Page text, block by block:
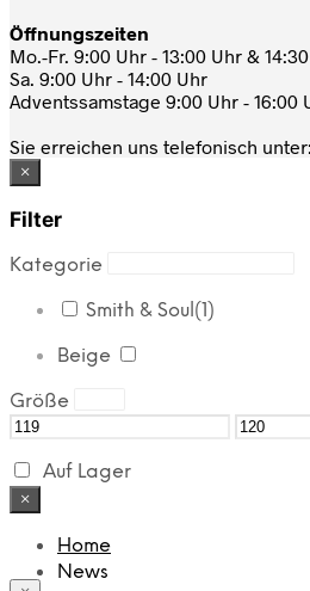
Öffnungszeiten
Mo.-Fr. 9:00 Uhr - 13:00 Uhr &
Sa. 9:00 Uhr - 14:00 Uhr
Adventssamstage 9:00 Uhr - 16:00
Sie erreichen uns telefonisch unter:
×
Filter
Kategorie
Smith & Soul (1)
Beige
Größe
Auf Lager
×
Home
News